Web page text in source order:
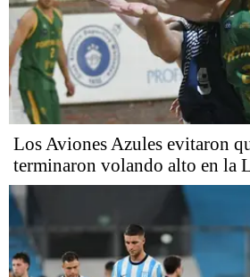
Los Aviones Azules evitaron
terminaron volando alto en la